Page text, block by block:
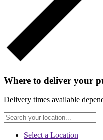
Where to deliver your
Delivery times available
Select a Location